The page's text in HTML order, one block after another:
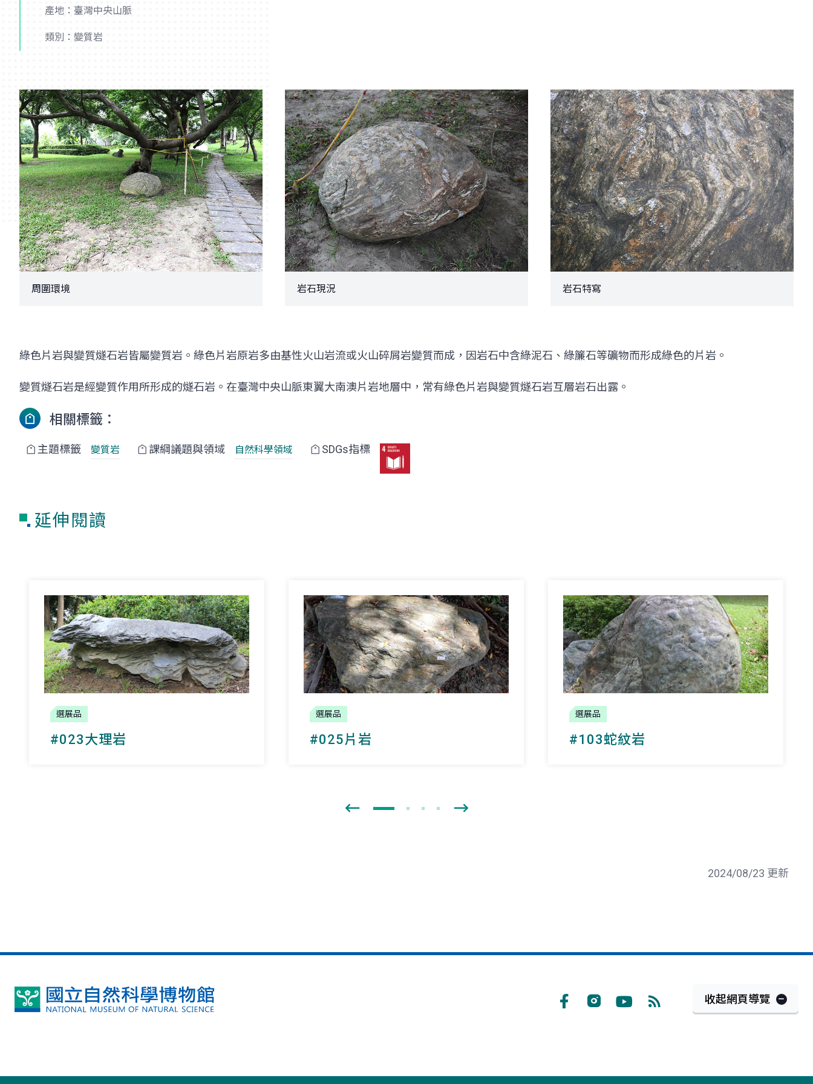
產地：臺灣中央山脈
類別：變質岩
周圍環境 岩石現況 岩石特寫
綠色片岩與變質燧石岩皆屬變質岩。綠色片岩原岩多由基性火山岩流或火山碎屑岩變質而成，因岩石中含綠泥石、綠簾石等礦物而形成綠色的片岩。
變質燧石岩是經變質作用所形成的燧石岩。在臺灣中央山脈東翼大南澳片岩地層中，常有綠色片岩與變質燧石岩互層岩石出露。
相關標籤：
主題標籤 變質岩 課綱議題與領域 自然科學領域 SDGs指標
延伸閱讀
選展品
#023大理岩
選展品
#025片岩
選展品
#103蛇紋岩
2024/08/23 更新
國
收起網頁導覽